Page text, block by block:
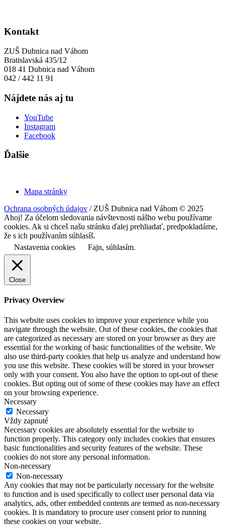
Kontakt
ZUŠ Dubnica nad Váhom
Bratislavská 435/12
018 41 Dubnica nad Váhom
042 / 442 11 91
Nájdete nás aj tu
YouTube
Instagram
Facebook
Ďalšie
Mapa stránky
Ochrana osobných údajov / ZUŠ Dubnica nad Váhom © 2025
Ahoj! Za účelom sledovania návštevnosti nášho webu používame
cookies. Ak si chceš našu stránku ďalej prehliadať, predpokladáme,
že s ich používaním súhlasíš.
Nastavenia cookies
Fajn, súhlasím.
Close
Privacy Overview
This website uses cookies to improve your experience while you
navigate through the website. Out of these cookies, the cookies that
are categorized as necessary are stored on your browser as they are
essential for the working of basic functionalities of the website. We
also use third-party cookies that help us analyze and understand how
you use this website. These cookies will be stored in your browser
only with your consent. You also have the option to opt-out of these
cookies. But opting out of some of these cookies may have an effect
on your browsing experience.
Necessary
Necessary
Vždy zapnuté
Necessary cookies are absolutely essential for the website to
function properly. This category only includes cookies that ensures
basic functionalities and security features of the website. These
cookies do not store any personal information.
Non-necessary
Non-necessary
Any cookies that may not be particularly necessary for the website
to function and is used specifically to collect user personal data via
analytics, ads, other embedded contents are termed as non-necessary
cookies. It is mandatory to procure user consent prior to running
these cookies on your website.